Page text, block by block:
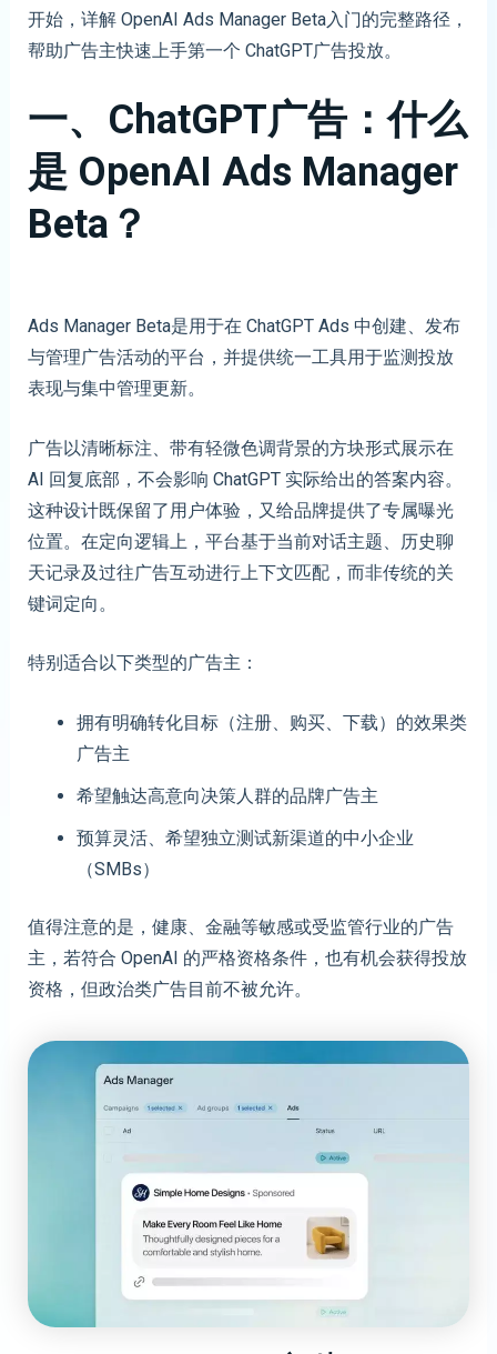
开始，详解 OpenAI Ads Manager Beta入门的完整路径，
帮助广告主快速上手第一个 ChatGPT广告投放。
一、ChatGPT广告：什么
是 OpenAI Ads Manager
Beta？
Ads Manager Beta是用于在 ChatGPT Ads 中创建、发布
与管理广告活动的平台，并提供统一工具用于监测投放
表现与集中管理更新。
广告以清晰标注、带有轻微色调背景的方块形式展示在
AI 回复底部，不会影响 ChatGPT 实际给出的答案内容。
这种设计既保留了用户体验，又给品牌提供了专属曝光
位置。在定向逻辑上，平台基于当前对话主题、历史聊
天记录及过往广告互动进行上下文匹配，而非传统的关
键词定向。
特别适合以下类型的广告主：
拥有明确转化目标（注册、购买、下载）的效果类
广告主
希望触达高意向决策人群的品牌广告主
预算灵活、希望独立测试新渠道的中小企业
（SMBs）
值得注意的是，健康、金融等敏感或受监管行业的广告
主，若符合 OpenAI 的严格资格条件，也有机会获得投放
资格，但政治类广告目前不被允许。